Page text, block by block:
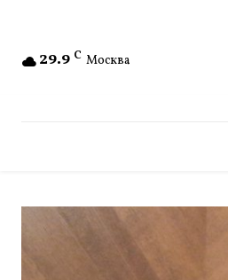
29.9 C Москва